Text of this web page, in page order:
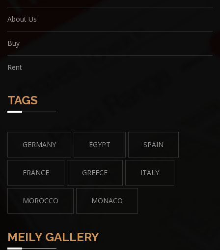
About Us
Buy
Rent
TAGS
GERMANY EGYPT SPAIN
FRANCE GREECE ITALY
MOROCCO MONACO
MEILY GALLERY